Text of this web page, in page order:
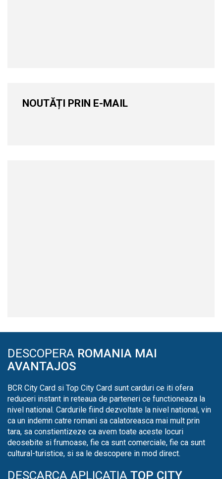
NOUTĂȚI PRIN E-MAIL
DESCOPERA ROMANIA MAI
AVANTAJOS
BCR City Card si Top City Card sunt carduri ce iti ofera
reduceri instant in reteaua de parteneri ce functioneaza la
nivel national. Cardurile fiind dezvoltate la nivel national, vin
ca un indemn catre romani sa calatoreasca mai mult prin
tara, sa constientizeze ca avem toate aceste locuri
deosebite si frumoase, fie ca sunt comerciale, fie ca sunt
cultural-turistice, si sa le descopere in mod direct.
DESCARCA APLICATIA TOP CITY